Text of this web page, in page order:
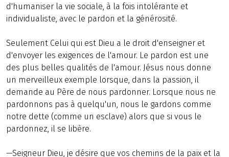
d'humaniser la vie sociale, à la fois intolérante et
individualiste, avec le pardon et la générosité.
Seulement Celui qui est Dieu a le droit d'enseigner et
d'envoyer les exigences de l'amour. Le pardon est une
des plus belles qualités de l'amour. Jésus nous donne
un merveilleux exemple lorsque, dans la passion, il
demande au Père de nous pardonner. Lorsque nous ne
pardonnons pas à quelqu'un, nous le gardons comme
notre dette (comme un esclave) alors que si vous le
pardonnez, il se libère.
—Seigneur Dieu, je désire que vos chemins de la paix et la